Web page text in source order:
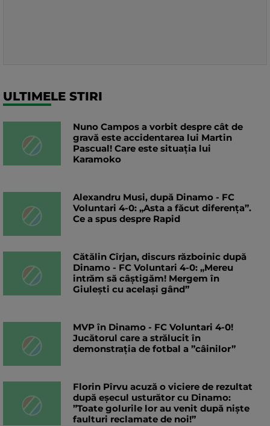
ULTIMELE STIRI
Nuno Campos a vorbit despre cât de
gravă este accidentarea lui Martin
Pascual! Care este situația lui
Karamoko
Alexandru Musi, după Dinamo - FC
Voluntari 4-0: „Asta a făcut diferența”.
Ce a spus despre Rapid
Cătălin Cîrjan, discurs războinic după
Dinamo - FC Voluntari 4-0: „Mereu
intrăm să câștigăm! Mergem în
Giulești cu același gând”
MVP în Dinamo - FC Voluntari 4-0!
Jucătorul care a strălucit în
demonstrația de fotbal a ”câinilor”
Florin Pîrvu acuză o viciere de rezultat
după eșecul usturător cu Dinamo:
”Toate golurile lor au venit după niște
faulturi reclamate de noi!”